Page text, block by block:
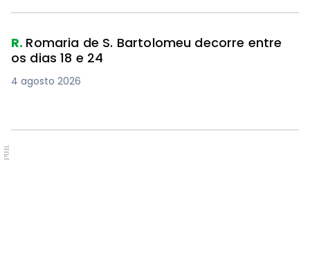
R. Romaria de S. Bartolomeu decorre entre
os dias 18 e 24
4 agosto 2026
PUB.